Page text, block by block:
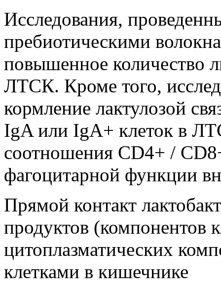
Исследования,
пребиотическими
повышенное количество
ЛТСК. Кроме того,
кормление лактулозой
IgA или IgA+ клеток в
соотношения CD4+ /
фагоцитарной функции
Прямой контакт
продуктов (компонентов
цитоплазматических
клетками в кишечнике